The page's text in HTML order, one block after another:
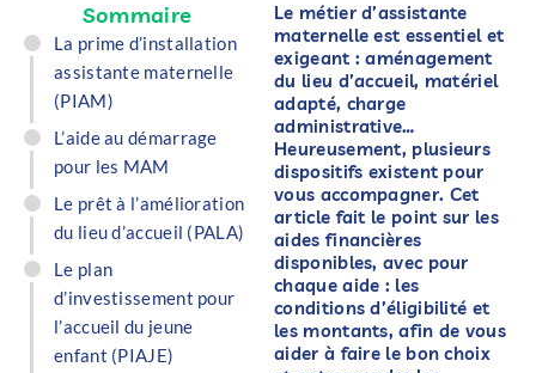
Sommaire
La prime d’installation
assistante maternelle
(PIAM)​
L’aide au démarrage
pour les MAM
Le prêt à l’amélioration
du lieu d’accueil (PALA)
Le plan
d’investissement pour
l’accueil du jeune
enfant (PIAJE)
Le métier d’assistante
maternelle est essentiel et
exigeant : aménagement
du lieu d’accueil, matériel
adapté, charge
administrative…
Heureusement, plusieurs
dispositifs existent pour
vous accompagner. Cet
article fait le point sur les
aides financières
disponibles, avec pour
chaque aide : les
conditions d’éligibilité et
les montants, afin de vous
aider à faire le bon choix